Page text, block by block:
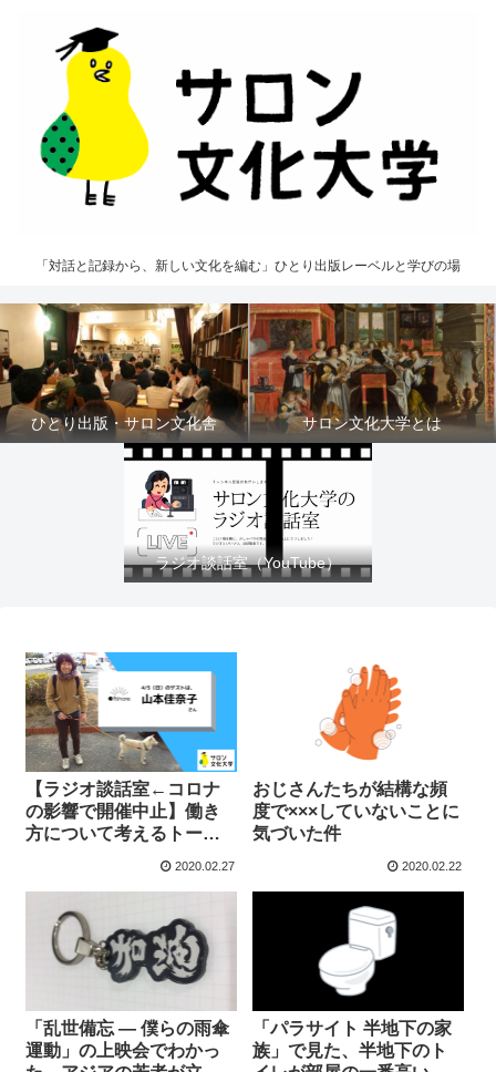
「対話と記録から、新しい文化を編む」ひとり出版レーベルと学びの場
ひとり出版・サロン文化舎 サロン文化大学とは
ラジオ談話室（YouTube）
【ラジオ談話室←コロナ
の影響で開催中止】働き
方について考えるトーク
サロンvol.16（ゲスト／山
2020.02.27
おじさんたちが結構な頻
度で×××していないことに
気づいた件
2020.02.22
「乱世備忘 ― 僕らの雨傘
運動」の上映会でわかっ
「パラサイト 半地下の家
族」で見た、半地下のト